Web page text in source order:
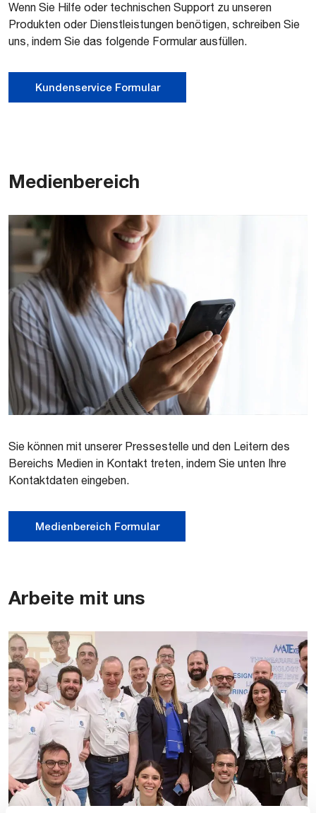
Wenn Sie Hilfe oder technischen Support zu unseren
Produkten oder Dienstleistungen benötigen, schreiben Sie
uns, indem Sie das folgende Formular ausfüllen.
Kundenservice Formular
Medienbereich
Sie können mit unserer Pressestelle und den Leitern des
Bereichs Medien in Kontakt treten, indem Sie unten Ihre
Kontaktdaten eingeben.
Medienbereich Formular
Arbeite mit uns